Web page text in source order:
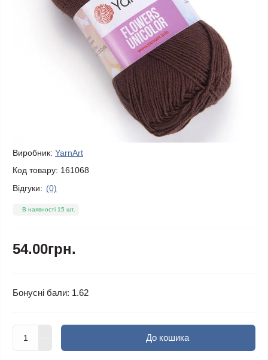
Виробник: YarnArt
Код товару: 161068
Відгуки: (0)
В наявності 15 шт.
54.00грн.
Бонусні бали: 1.62
До кошика